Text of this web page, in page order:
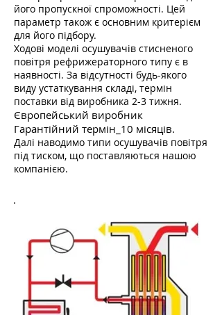
його пропускної спроможності. Цей
параметр також є основним критерієм
для його підбору.
Ходові моделі осушувачів стисненого
повітря рефрижераторного типу є в
наявності. За відсутності будь-якого
виду устаткування складі, термін
поставки від виробника 2-3 тижня.
Європейський виробник
Гарантійний термін_10 місяців.
Далі наводимо типи осушувачів повітря
під тиском, що поставляються нашою
компанією.